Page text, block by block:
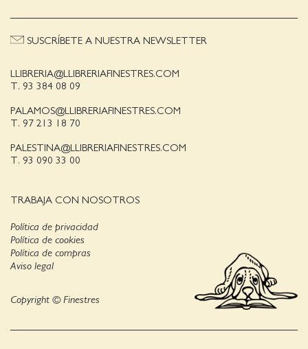
LLIBRERIA@LLIBRERIAFINESTRES.COM
T. 93 384 08 09
PALAMOS@LLIBRERIAFINESTRES.COM
T. 97 213 18 70
PALESTINA@LLIBRERIAFINESTRES.COM
T. 93 090 33 00
TRABAJA CON NOSOTROS
SUSCRÍBETE A NUESTRA NEWSLETTER
Política de privacidad
Política de cookies
Aviso legal
Política de compras
Copyright © Finestres